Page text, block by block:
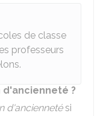
de classe
professeurs
?
d'anciennetési